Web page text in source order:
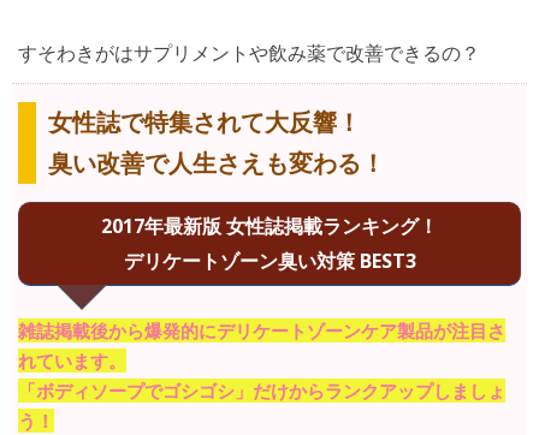
すそわきがはサプリメントや飲み薬で改善できるの？
女性誌で特集されて大反響！
臭い改善で人生さえも変わる！
2017年最新版 女性誌掲載ランキング！
デリケートゾーン臭い対策 BEST3
雑誌掲載後から爆発的にデリケートゾーンケア製品が注目さ
れています。
「ボディソープでゴシゴシ」だけからランクアップしましょ
う！